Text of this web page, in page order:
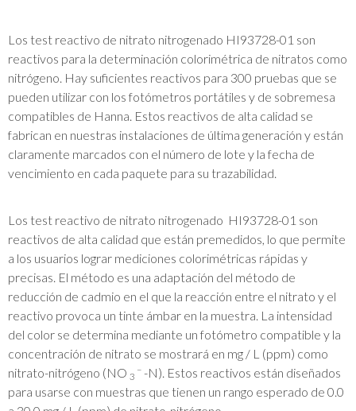
Los test reactivo de nitrato nitrogenado HI93728-01 son
reactivos para la determinación colorimétrica de nitratos como
nitrógeno. Hay suficientes reactivos para 300 pruebas que se
pueden utilizar con los fotómetros portátiles y de sobremesa
compatibles de Hanna. Estos reactivos de alta calidad se
fabrican en nuestras instalaciones de última generación y están
claramente marcados con el número de lote y la fecha de
vencimiento en cada paquete para su trazabilidad.
Los test reactivo de nitrato nitrogenado HI93728-01 son
reactivos de alta calidad que están premedidos, lo que permite
a los usuarios lograr mediciones colorimétricas rápidas y
precisas. El método es una adaptación del método de
reducción de cadmio en el que la reacción entre el nitrato y el
reactivo provoca un tinte ámbar en la muestra. La intensidad
del color se determina mediante un fotómetro compatible y la
concentración de nitrato se mostrará en mg / L (ppm) como
nitrato-nitrógeno (NO 3
– -N). Estos reactivos están diseñados
para usarse con muestras que tienen un rango esperado de 0.0